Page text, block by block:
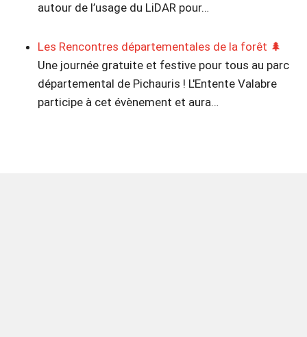
autour de l’usage du LiDAR pour…
Les Rencontres départementales de la forêt 🌲
Une journée gratuite et festive pour tous au parc
départemental de Pichauris ! L'Entente Valabre
participe à cet évènement et aura…